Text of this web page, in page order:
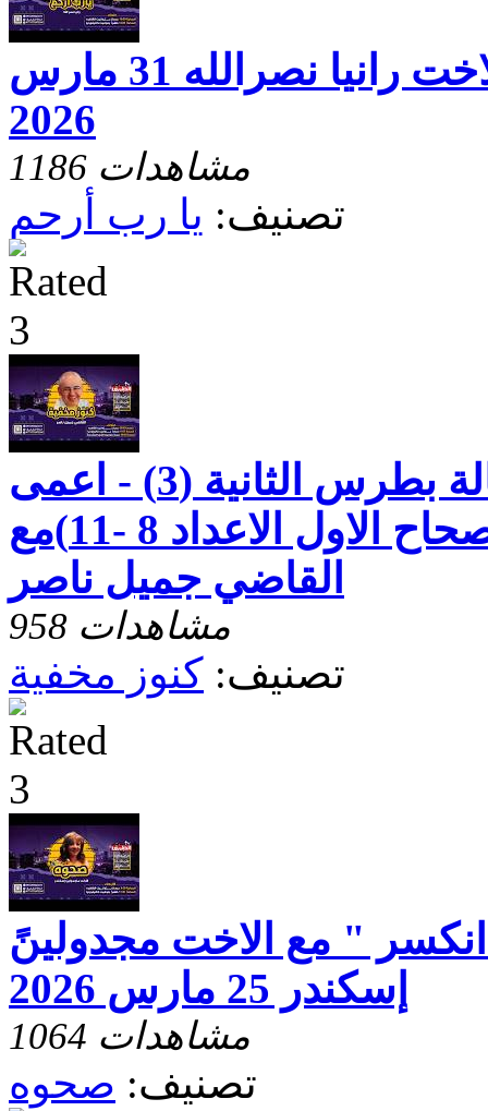
يارب ارحم مع الاخت رانيا نصرالله 31 مارس
2026
1186 مشاهدات
تصنيف: يا رب أرحم
كنوز مخفيه رسالة بطرس الثانية (3) - اعمى
قصير البصر -الاصحاح الاول الاعداد 8 -11)مع
القاضي جميل ناصر
958 مشاهدات
تصنيف: كنوز مخفية
" مع الاخت مجدولينً
إسكندر 25 مارس 2026
1064 مشاهدات
تصنيف: صحوه